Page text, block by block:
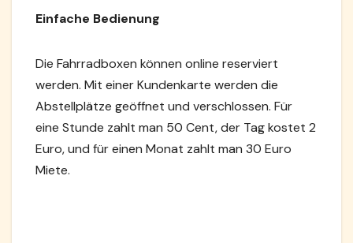
Einfache Bedienung
Die Fahrradboxen können online reserviert
werden. Mit einer Kundenkarte werden die
Abstellplätze geöffnet und verschlossen. Für
eine Stunde zahlt man 50 Cent, der Tag kostet 2
Euro, und für einen Monat zahlt man 30 Euro
Miete.